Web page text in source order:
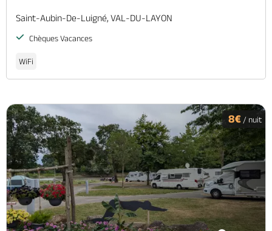
Saint-Aubin-De-Luigné, VAL-DU-LAYON
Chèques Vacances
WiFi
8€ / nuit